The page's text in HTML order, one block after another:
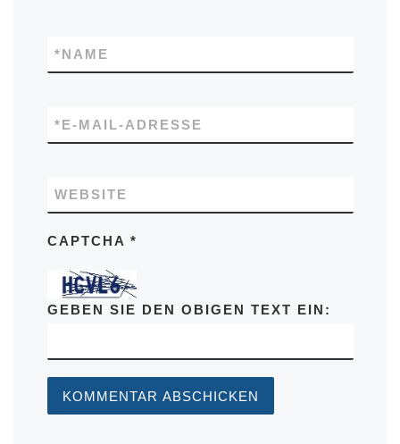
NAME
*
E-MAIL-ADRESSE
*
WEBSITE
CAPTCHA *
GEBEN SIE DEN OBIGEN TEXT EIN: